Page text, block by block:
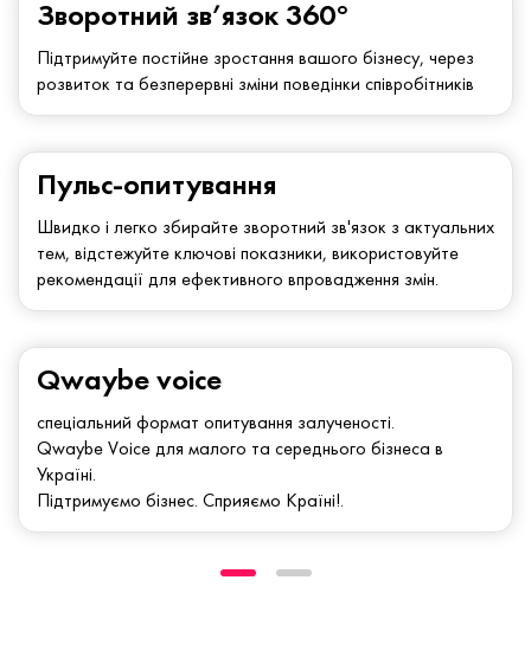
Зворотний зв’язок 360°
Підтримуйте постійне зростання вашого бізнесу, через
розвиток та безперервні зміни поведінки співробітників
Qwaybe voice
спеціальний формат опитування залученості.
Qwaybe Voice для малого та середнього бізнеса в
Україні.
Підтримуємо бізнес. Сприяємо Країні!.
Пульс-опитування
Швидко і легко збирайте зворотний зв'язок з актуальних
тем, відстежуйте ключові показники, використовуйте
рекомендації для ефективного впровадження змін.